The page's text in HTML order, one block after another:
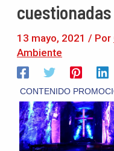
cuestionadas
13 mayo, 2021 / Por
Ambiente